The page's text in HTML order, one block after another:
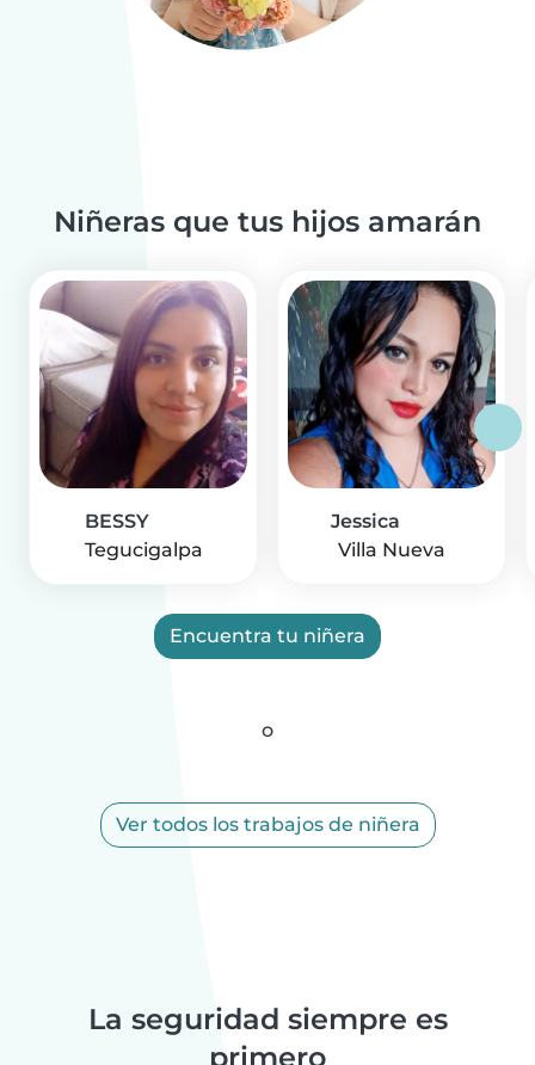
Niñeras que tus hijos amarán
BESSY
Tegucigalpa
Jessica
Villa Nueva
Encuentra tu niñera
o
Ver todos los trabajos de niñera
La seguridad siempre es
primero